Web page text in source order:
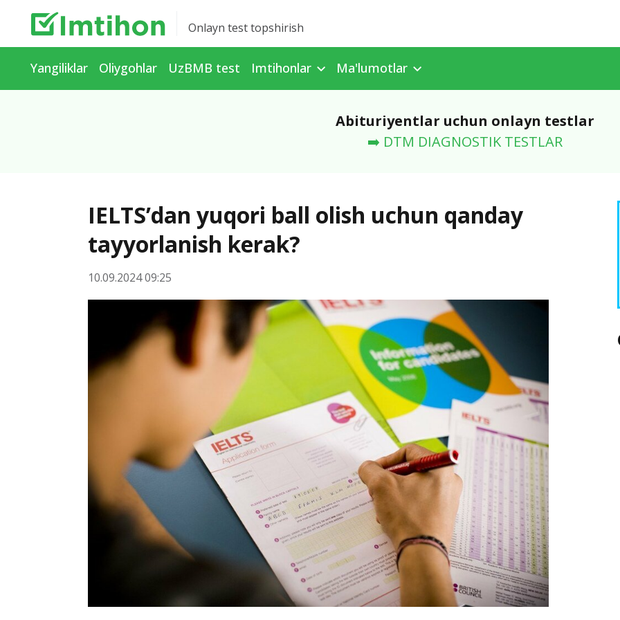
Onlayn test topshirish
Yangiliklar Oliygohlar UzBMB test Imtihonlar Ma'lumotlar
Abituriyentlar uchun onlayn testlar
➡️ DTM DIAGNOSTIK TESTLAR
IELTS’dan yuqori ball olish uchun qanday
tayyorlanish kerak?
10.09.2024 09:25